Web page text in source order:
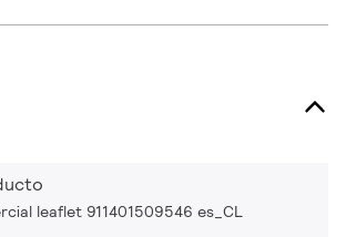
leaflet 911401509546 es_CL